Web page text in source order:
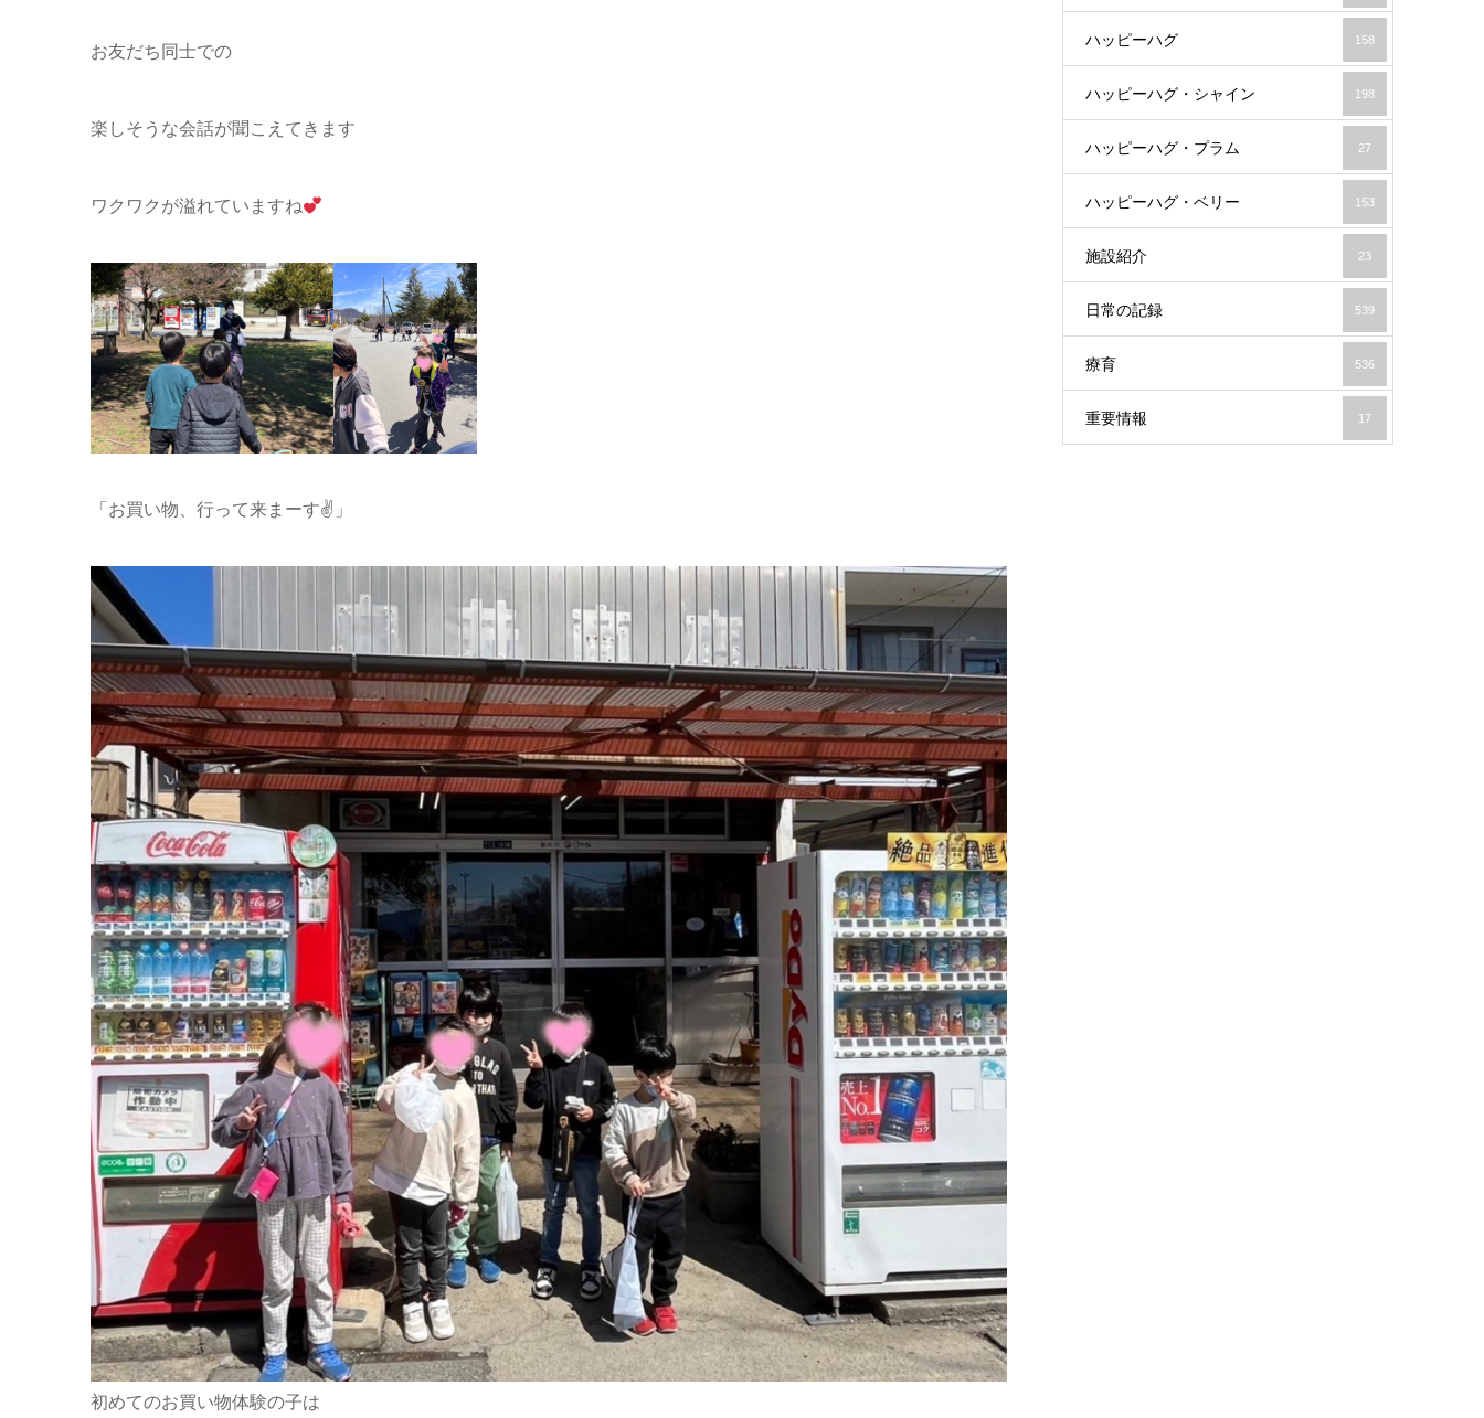
お友だち同士での
楽しそうな会話が聞こえてきます
ワクワクが溢れていますね
「お買い物、行って来まーす✌️」
初めてのお買い物体験の子は
ハッピーハグ 158
ハッピーハグ・シャイン 198
ハッピーハグ・プラム 27
ハッピーハグ・ベリー 153
施設紹介 23
日常の記録 539
療育 536
重要情報 17